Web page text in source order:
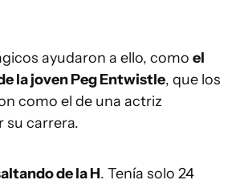
ayudaron a ello, como el
la joven Peg Entwistle, que los
como el de una actriz
su carrera.
de la H. Tenía solo 24